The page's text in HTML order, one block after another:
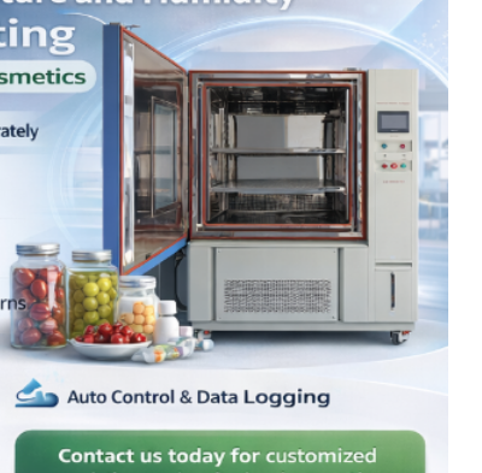
Buồng giữ ẩm nhiệt lạnh
Buồng môi trường tiếp cận
Buồng ứng suất môi trường
Thiết bị kiểm tra thời hạn sử dụng tăng tốc
Buồng ổn định
Buồng môi trường dưới không
Buồng Lắc nhiệt độ
Tủ nhiệt độ thấp không đổi